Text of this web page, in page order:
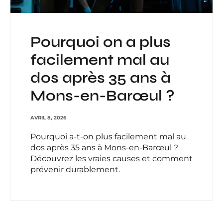
Pourquoi on a plus
facilement mal au
dos après 35 ans à
Mons-en-Barœul ?
AVRIL 8, 2026
Pourquoi a-t-on plus facilement mal au
dos après 35 ans à Mons-en-Barœul ?
Découvrez les vraies causes et comment
prévenir durablement.